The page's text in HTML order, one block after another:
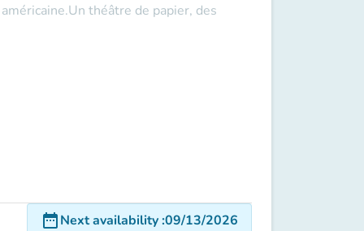
théâtre de papier, des
date_rangeNext availability:09/13/2026